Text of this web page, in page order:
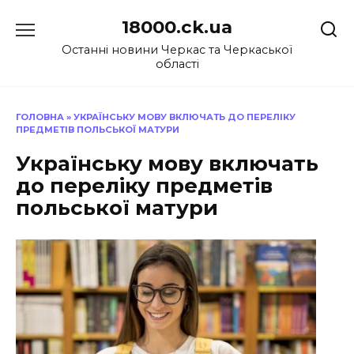
до
18000.ck.ua
Останні новини Черкас та Черкаської
області
ГОЛОВНА » УКРАЇНСЬКУ МОВУ ВКЛЮЧАТЬ ДО ПЕРЕЛІКУ
ПРЕДМЕТІВ ПОЛЬСЬКОЇ МАТУРИ
Українську мову включать
до переліку предметів
польської матури